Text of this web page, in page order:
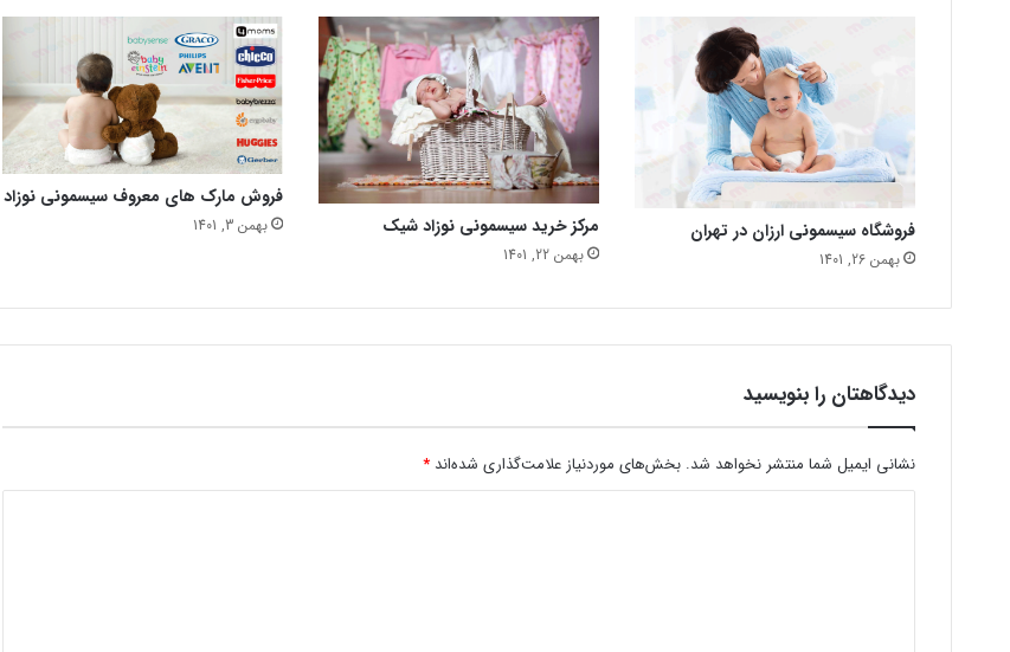
فروشگاه سیسمونی ارزان در تهران
بهمن 26, 1401
مرکز خرید سیسمونی نوزاد شیک
بهمن 22, 1401
فروش مارک های معروف سیسمونی نوزاد
بهمن 3, 1401
دیدگاهتان را بنویسید
نشانی ایمیل شما منتشر نخواهد شد. بخش‌های موردنیاز علامت‌گذاری شده‌اند *